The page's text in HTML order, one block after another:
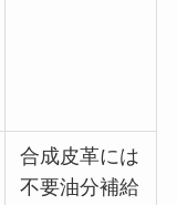
合成皮革には
不要油分補給